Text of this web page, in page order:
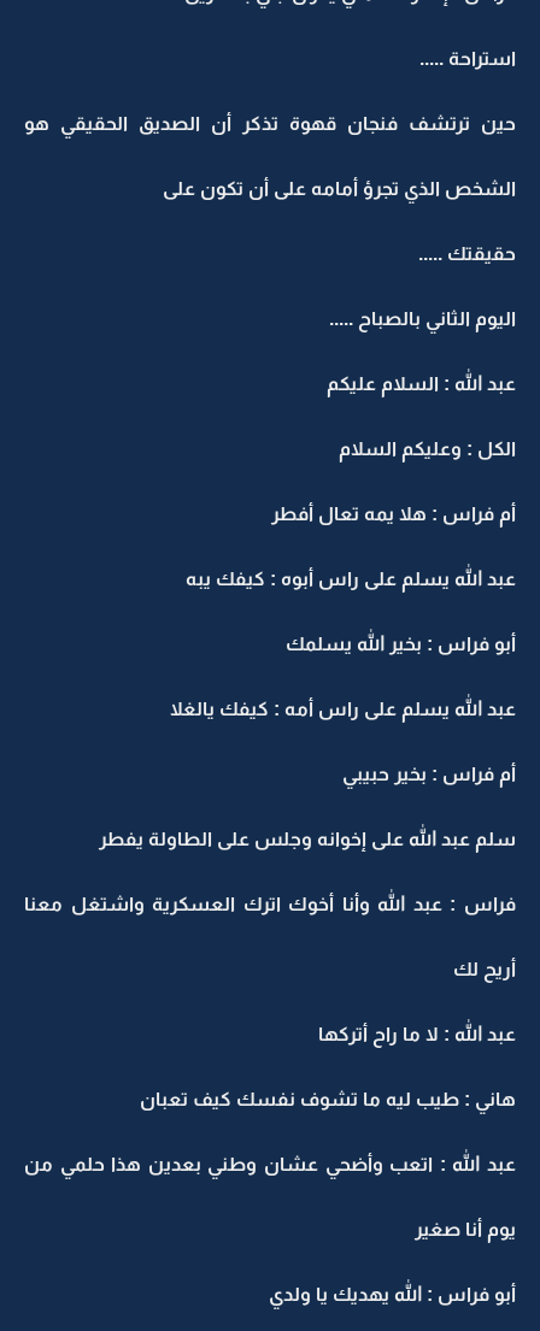
استراحة .....
حين ترتشف فنجان قهوة تذكر أن الصديق الحقيقي هو
الشخص الذي تجرؤ أمامه على أن تكون على
حقيقتك .....
اليوم الثاني بالصباح .....
عبد الله : السلام عليكم
الكل : وعليكم السلام
أم فراس : هلا يمه تعال أفطر
عبد الله يسلم على راس أبوه : كيفك يبه
أبو فراس : بخير الله يسلمك
عبد الله يسلم على راس أمه : كيفك يالغلا
أم فراس : بخير حبيبي
سلم عبد الله على إخوانه وجلس على الطاولة يفطر
فراس : عبد الله وأنا أخوك اترك العسكرية واشتغل معنا
أريح لك
عبد الله : لا ما راح أتركها
هاني : طيب ليه ما تشوف نفسك كيف تعبان
عبد الله : اتعب وأضحي عشان وطني بعدين هذا حلمي من
يوم أنا صغير
أبو فراس : الله يهديك يا ولدي